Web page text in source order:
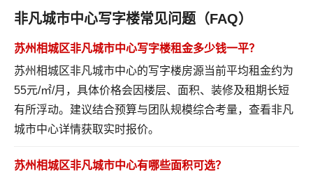
非凡城市中心写字楼常见问题（FAQ）
苏州相城区非凡城市中心写字楼租金多少钱一平？
苏州相城区非凡城市中心的写字楼房源当前平均租金约为
55元/㎡/月，具体价格会因楼层、面积、装修及租期长短
有所浮动。建议结合预算与团队规模综合考量， 查看非凡
城市中心详情获取实时报价。
苏州相城区非凡城市中心有哪些面积可选？